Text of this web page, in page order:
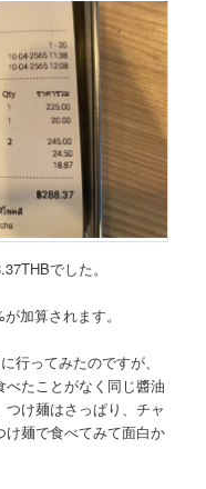
でした。
加算されます。
に行ってみたのですが、
たことがなく同じ醬油
け麺はさっぱり、チャ
け麺で食べてみて面白か